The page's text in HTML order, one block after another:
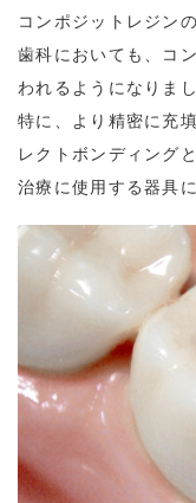
コンポジットレジン
歯科においても、コ
われるようになりまし
特に、より精密に充
レクトボンディング
治療に使用する器具